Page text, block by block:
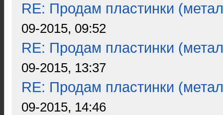
RE: Продам пластинки
09-2015, 09:52
RE: Продам пластинки
09-2015, 13:37
RE: Продам пластинки
09-2015, 14:46